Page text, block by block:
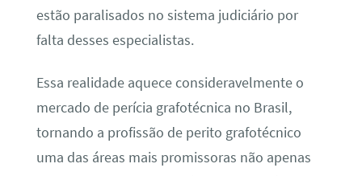
estão paralisados no sistema judiciário por
falta desses especialistas.
Essa realidade aquece consideravelmente o
mercado de perícia grafotécnica no Brasil,
tornando a profissão de perito grafotécnico
uma das áreas mais promissoras não apenas